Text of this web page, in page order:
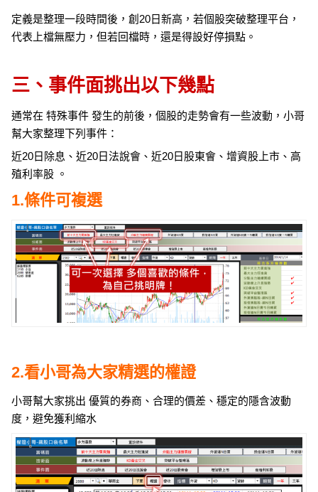
定義是整理一段時間後，創20日新高，若個股突破整理平台，
代表上檔無壓力，但若回檔時，還是得設好停損點。
三、事件面挑出以下幾點
通常在 特殊事件 發生的前後，個股的走勢會有一些波動，小哥
幫大家整理下列事件：
近20日除息、近20日法說會、近20日股東會、增資股上市、高
殖利率股 。
1.條件可複選
2.看小哥為大家精選的權證
小哥幫大家挑出 優質的券商、合理的價差、穩定的隱含波動
度，避免獲利縮水